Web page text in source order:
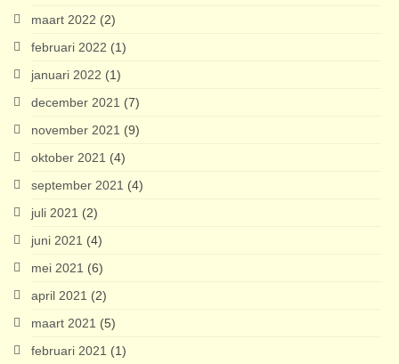
maart 2022 (2)
februari 2022 (1)
januari 2022 (1)
december 2021 (7)
november 2021 (9)
oktober 2021 (4)
september 2021 (4)
juli 2021 (2)
juni 2021 (4)
mei 2021 (6)
april 2021 (2)
maart 2021 (5)
februari 2021 (1)